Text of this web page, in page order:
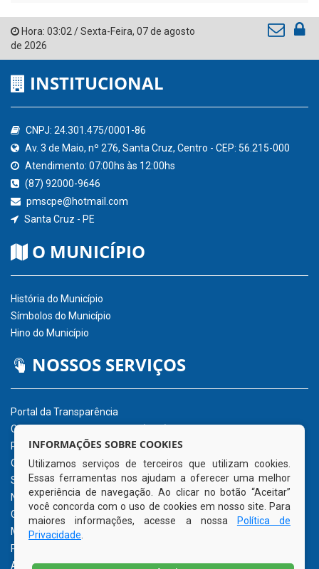
Hora: 03:02/Sexta-Feira, 07 de agosto
de 2026
INSTITUCIONAL
CNPJ: 24.301.475/0001-86
Av. 3 de Maio, nº 276, Santa Cruz, Centro - CEP: 56.215-000
Atendimento: 07:00hs às 12:00hs
(87) 92000-9646
pmscpe@hotmail.com
Santa Cruz - PE
O MUNICÍPIO
História do Município
Símbolos do Município
Hino do Município
NOSSOS SERVIÇOS
Portal da Transparência
Carta de Serviços ao Usuário (CSU)
Portal do Servidor
Ouvidoria Eletrônica
Serviço de Acesso à Informação – eSIC
Nota Fiscal Eletrônica – NFe
Glossário
Mapa do Site
Perguntas Frequentemente Questionadas
Acessibilidade
INFORMAÇÕES SOBRE COOKIES
Utilizamos serviços de terceiros que utilizam cookies.
Essas ferramentas nos ajudam a oferecer uma melhor
experiência de navegação. Ao clicar no botão “Aceitar”
você concorda com o uso de cookies em nosso site. Para
maiores informações, acesse a nossa
Política de
Privacidade